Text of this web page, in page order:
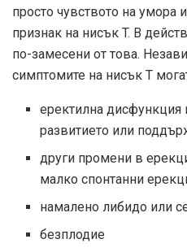
просто чувството на умора
признак на нисък T. В
по-замесени от това.
симптомите на нисък Т
еректилна дисфункция
развитието или
други промени в
малко спонтанни
намалено либидо или
безплодие